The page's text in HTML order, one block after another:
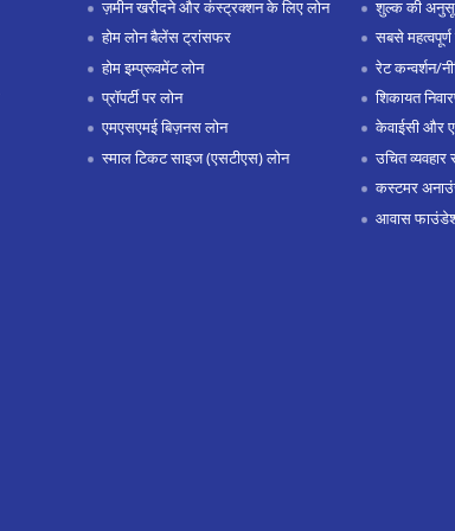
ज़मीन खरीदने और कंस्ट्रक्शन के लिए लोन
होम लोन बैलेंस ट्रांसफर
होम इम्प्रूवमेंट लोन
प्रॉपर्टी पर लोन
एमएसएमई बिज़नस लोन
स्माल टिकट साइज (एसटीएस) लोन
शुल्क की
सबसे महत्वपूर्ण
रेट कन्वर्शन/
शिकायत
केवाईसी और
उचित व्यवहार
कस्टमर
आवास